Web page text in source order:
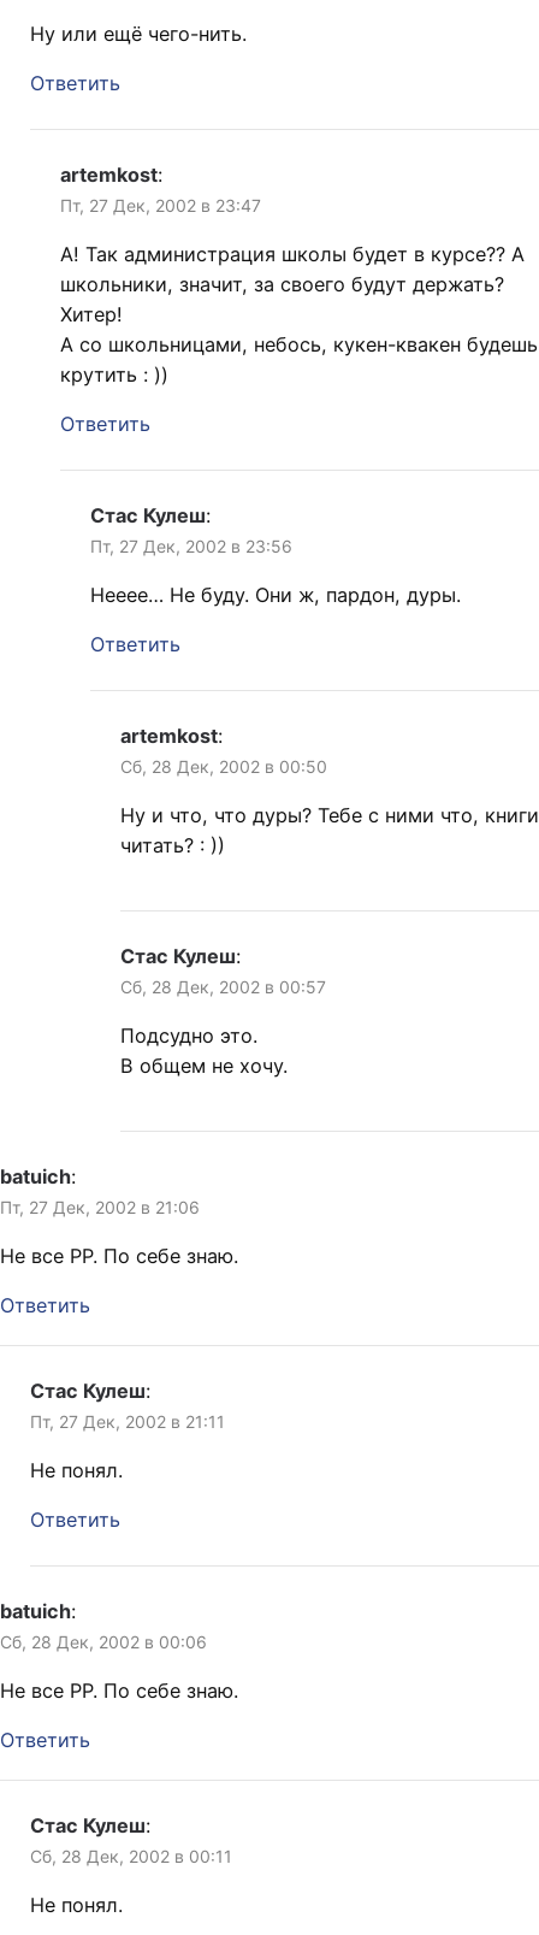
Ну или ещё чего-нить.
Ответить
artemkost:
Пт, 27 Дек, 2002 в 23:47
А! Так администрация школы будет в курсе?? А
школьники, значит, за своего будут держать?
Хитер!
А со школьницами, небось, кукен-квакен будешь
крутить : ))
Ответить
Стас Кулеш:
Пт, 27 Дек, 2002 в 23:56
Нееее… Не буду. Они ж, пардон, дуры.
Ответить
artemkost:
Сб, 28 Дек, 2002 в 00:50
Ну и что, что дуры? Тебе с ними что, книги
читать? : ))
Стас Кулеш:
Сб, 28 Дек, 2002 в 00:57
Подсудно это.
В общем не хочу.
batuich:
Пт, 27 Дек, 2002 в 21:06
Не все PP. По себе знаю.
Ответить
Стас Кулеш:
Пт, 27 Дек, 2002 в 21:11
Не понял.
Ответить
batuich:
Сб, 28 Дек, 2002 в 00:06
Не все PP. По себе знаю.
Ответить
Стас Кулеш:
Сб, 28 Дек, 2002 в 00:11
Не понял.